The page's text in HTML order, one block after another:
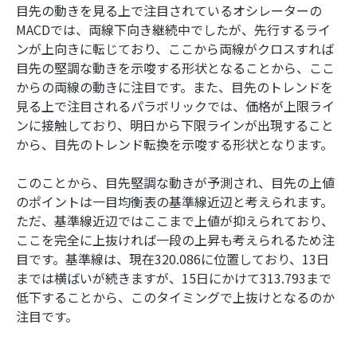
目先の動きを見る上で注目されているオシレーターの
MACDでは、両線下向き継続中でしたが、先行するライ
ンが上向きに転じており、ここから両線がクロスすれば
目先の堅調な動きを示唆する形状となることから、ここ
からの両線の動きに注目です。また、目先のトレンドを
見る上で注目されるパラボリックでは、価格が上限ライ
ンに接触しており、明日から下限ラインが出現すること
から、目先のトレンド転換を示唆する形状となります。
このことから、目先堅調な動きが予測され、目先の上値
のポイントは一目均衡表の基準線近辺と考えられます。
ただ、基準線近辺ではここまで上値が抑えられており、
ここを完全に上抜ければ一段の上昇も考えられるため注
目です。基準線は、現在320.086に位置しており、13日
までは横ばいが続きますが、15日にかけて313.793まで
低下することから、このタイミングで上抜けとなるのか
注目です。